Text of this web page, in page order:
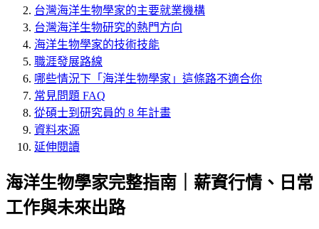
台灣海洋生物學家的主要就業機構
台灣海洋生物研究的熱門方向
海洋生物學家的技術技能
職涯發展路線
哪些情況下「海洋生物學家」這條路不適合你
常見問題 FAQ
從碩士到研究員的 8 年計畫
資料來源
延伸閱讀
海洋生物學家完整指南｜薪資行情、日常
工作與未來出路